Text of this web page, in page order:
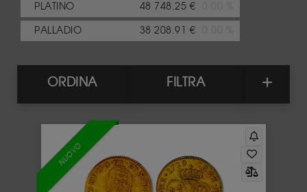
PLATINO 48 748.25 €
PALLADIO 38 208.91 €
ORDINA FILTRA
NUOVO